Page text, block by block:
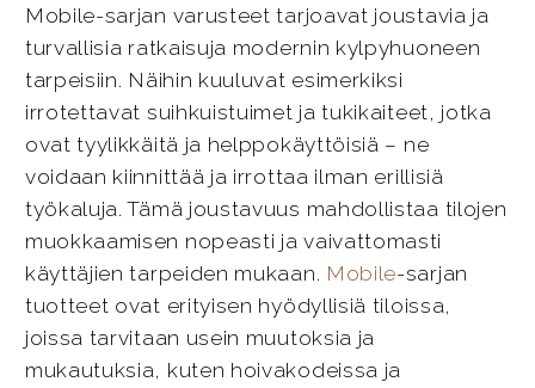
Mobile-sarjan varusteet tarjoavat joustavia ja
turvallisia ratkaisuja modernin kylpyhuoneen
tarpeisiin. Näihin kuuluvat esimerkiksi
irrotettavat suihkuistuimet ja tukikaiteet, jotka
ovat tyylikkäitä ja helppokäyttöisiä – ne
voidaan kiinnittää ja irrottaa ilman erillisiä
työkaluja. Tämä joustavuus mahdollistaa tilojen
muokkaamisen nopeasti ja vaivattomasti
käyttäjien tarpeiden mukaan. Mobile-sarjan
tuotteet ovat erityisen hyödyllisiä tiloissa,
joissa tarvitaan usein muutoksia ja
mukautuksia, kuten hoivakodeissa ja